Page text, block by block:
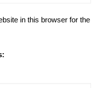
in this browser for the